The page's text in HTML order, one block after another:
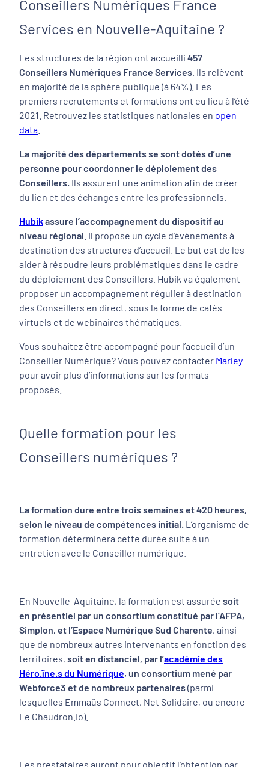
Conseillers Numériques France
Services en Nouvelle-Aquitaine ?
Les structures de la région ont accueilli 457
Conseillers Numériques France Services . Ils relèvent
en majorité de la sphère publique (à 64%). Les
premiers recrutements et formations ont eu lieu à l’été
2021. Retrouvez les statistiques nationales en open
data
La majorité des départements se sont dotés d’une
personne pour coordonner le déploiement des
Conseillers. Ils assurent une animation afin de créer
du lien et des échanges entre les professionnels.
Hubikassure l’accompagnement du dispositif au
niveau régional . Il propose un cycle d’événements à
destination des structures d’accueil. Le but est de les
aider à résoudre leurs problématiques dans le cadre
du déploiement des Conseillers. Hubik va également
proposer un accompagnement régulier à destination
des Conseillers en direct, sous la forme de cafés
virtuels et de webinaires thématiques.
Vous souhaitez être accompagné pour l’accueil d’un
Conseiller Numérique? Vous pouvez contacter Marley
pour avoir plus d’informations sur les formats
proposés.
Quelle formation pour les
Conseillers numériques ?
La formation dure entre trois semaines et 420 heures,
selon le niveau de compétences initial. L’organisme de
formation déterminera cette durée suite à un
entretien avec le Conseiller numérique.
En Nouvelle-Aquitaine, la formation est assurée soit
en présentiel par un consortium constitué par l’AFPA,
Simplon, et l’Espace Numérique Sud Charente, ainsi
que de nombreux autres intervenants en fonction des
territoires, soit en distanciel, par l’académie des
Héro.ïne.s du Numérique, un consortium mené par
Webforce3 et de nombreux partenaires(parmi
lesquelles Emmaüs Connect, Net Solidaire, ou encore
Le Chaudron.io).
Les prestataires auront pour objectif l’obtention par